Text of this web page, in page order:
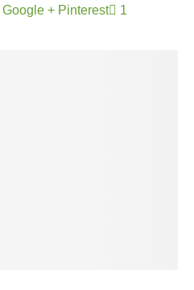
1
Google + Pinterest